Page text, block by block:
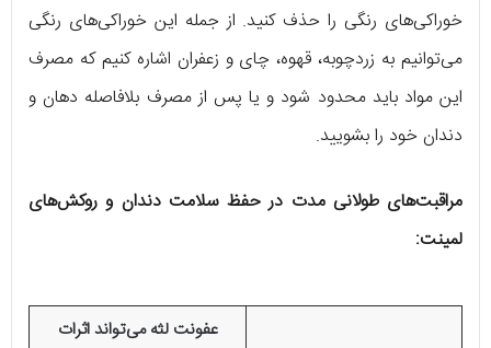
خوراکی‌های رنگی را حذف کنید. از جمله این خوراکی‌های رنگی
می‌توانیم به زردچوبه، قهوه، چای و زعفران اشاره کنیم که مصرف
این مواد باید محدود شود و یا پس از مصرف بلافاصله دهان و
دندان خود را بشویید.
مراقبت‌های طولانی مدت در حفظ سلامت دندان و روکش‌های
لمینت:
عفونت لثه می‌تواند اثرات